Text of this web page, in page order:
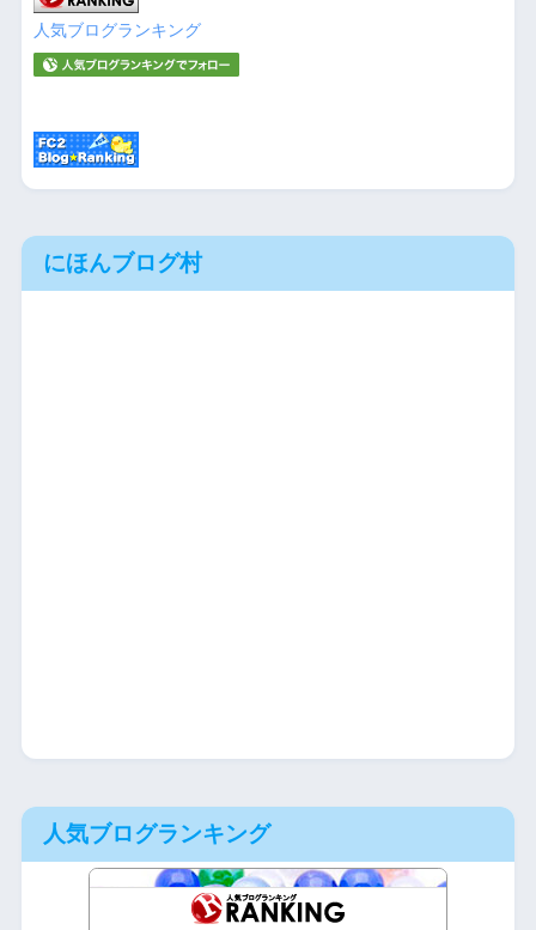
人気ブログランキング
にほんブログ村
人気ブログランキング